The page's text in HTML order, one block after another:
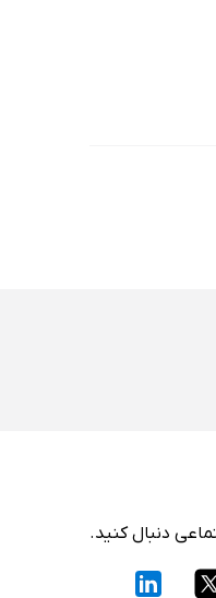
دنبال کنید.